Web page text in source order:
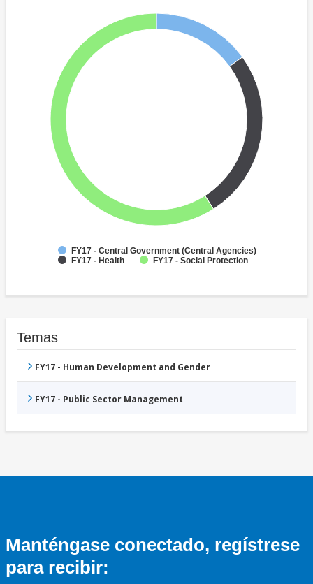
FY17 - Central Government (Central Agencies)
FY17 - Health
FY17 - Social Protection
Temas
FY17 - Human Development and Gender
FY17 - Public Sector Management
Manténgase conectado, regístrese
para recibir: